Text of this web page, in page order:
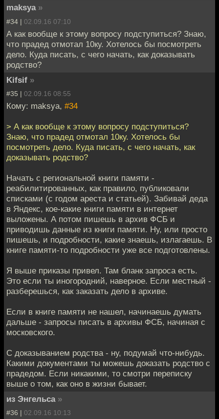
maksya »
#34 | 02.09.16 07:10
А как вообще к этому вопросу подступиться? Знаю,
что прадед отмотал 10ку. Хотелось бы посмотреть
дело. Куда писать, с чего начать, как доказывать
родство?
Kifsif »
#35 | 02.09.16 08:55
Кому: maksya, #34
> А как вообще к этому вопросу подступиться?
Знаю, что прадед отмотал 10ку. Хотелось бы
посмотреть дело. Куда писать, с чего начать, как
доказывать родство?
Начать с региональной книги памяти -
реабилитированных, как правило, публиковали
списками (с годом ареста и статьей). Забивай деда
в Яндекс, кое-какие книги памяти в интернет
выложены. А потом пишешь в архив ФСБ и
приводишь данные из книги памяти. Ну, или просто
пишешь, и подробности, какие знаешь, излагаешь. В
книге памяти-то подробности уже все подготовлены.
Я выше приказы привел. Там бланк запроса есть.
Это если ты иногородний, наверное. Если местный -
разберешься, как заказать дело в архиве.
Если в книге памяти не нашел, начинаешь думать
дальше - запросы писать в архивы ФСБ, начиная с
московского.
С доказыванием родства - ну, подумай что-нибудь.
Какими документами ты можешь доказать родство с
прадедом. Если никакими, то смотри переписку
выше о том, как оно в жизни бывает.
из Энгельса »
#36 | 02.09.16 10:13